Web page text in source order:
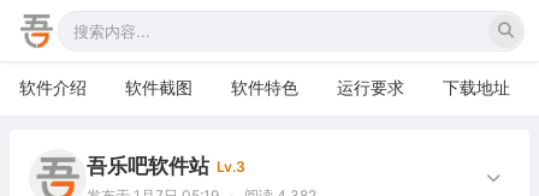
软件介绍 软件截图 软件特色 运行要求 下载地址
吾乐吧软件站 Lv.3